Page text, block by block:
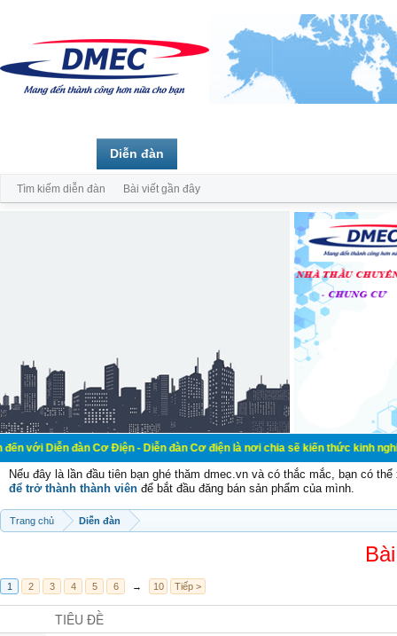
đàn Cơ Điện - Diễn đàn Cơ điện là nơi chia sẽ kiến thức kinh nghiệm
Nếu đây là lần đầu tiên bạn ghé thăm dmec.vn và có thắc mắc, bạn có
để trở thành thành viên để bắt đầu đăng bán sản phẩm của mình.
Trang chủ Diễn đàn
1 2 3 4 5 6 → 10 Tiếp >
TIÊU ĐỀ
Diễn đàn
Tìm kiếm diễn đàn Bài viết gần đây